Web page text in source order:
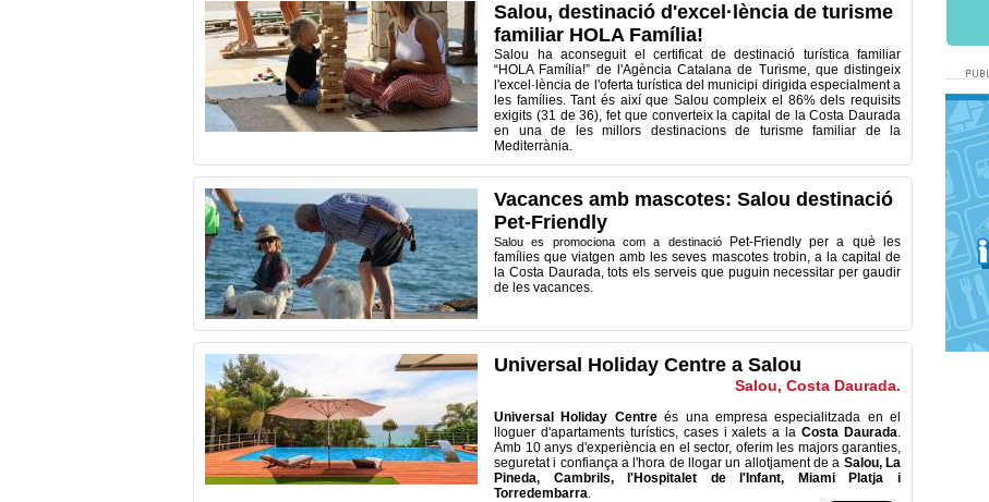
Salou, destinació d'excel·lència de turisme
familiar HOLA Família!
Salou ha aconseguit el certificat de destinació turística familiar
“HOLA Família!” de l'Agència Catalana de Turisme, que distingeix
l'excel·lència de l'oferta turística del municipi dirigida especialment a
les famílies. Tant és així que Salou compleix el 86% dels requisits
exigits (31 de 36), fet que converteix la capital de la Costa Daurada
en una de les millors destinacions de turisme familiar de la
Mediterrània.
Vacances amb mascotes: Salou destinació
Pet-Friendly
Salou es promociona com a destinacióPet-Friendly per a què les
famílies que viatgen amb les seves mascotes trobin, a la capital de
la Costa Daurada, tots els serveis que puguin necessitar per gaudir
de les vacances.
Universal Holiday Centre a Salou
Salou, Costa Daurada.
Universal Holiday Centre és una empresa especialitzada en el
lloguer d'apartaments turístics, cases i xalets a la Costa Daurada.
Amb 10 anys d'experiència en el sector, oferim les majors garanties,
seguretat i confiança a l'hora de llogar un allotjament de a Salou, La
Pineda, Cambrils, l'Hospitalet de l'Infant, Miami
Platja i
Torredembarra.